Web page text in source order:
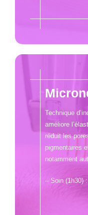
Technique
améliore
réduit les
pigmentaires
notamment
– Soin (1h30)